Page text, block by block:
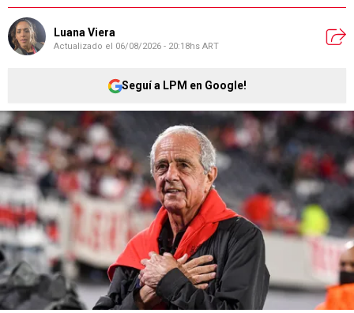
Luana Viera
Actualizado el 06/08/2026 - 20:18hs ART
Seguí a LPM en Google!